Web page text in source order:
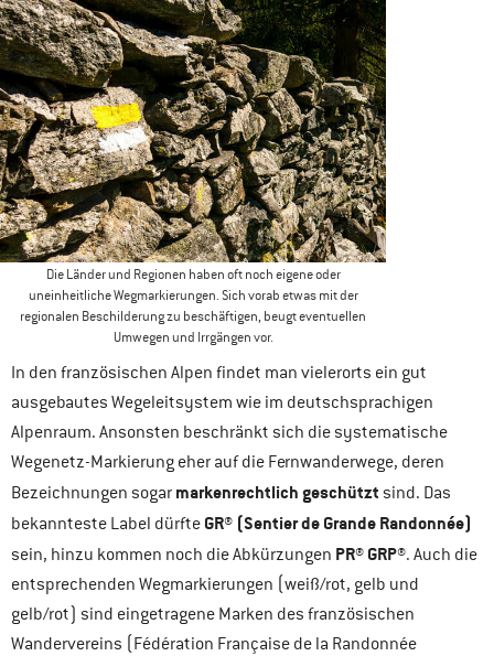
Die Länder und Regionen haben oft noch eigene oder
uneinheitliche Wegmarkierungen. Sich vorab etwas mit der
regionalen Beschilderung zu beschäftigen, beugt eventuellen
Umwegen und Irrgängen vor.
In den französischen Alpen findet man vielerorts ein gut
ausgebautes Wegeleitsystem wie im deutschsprachigen
Alpenraum. Ansonsten beschränkt sich die systematische
Wegenetz-Markierung eher auf die Fernwanderwege, deren
Bezeichnungen sogar markenrechtlich geschützt sind. Das
bekannteste Label dürfte GR® (Sentier de Grande Randonnée)
sein, hinzu kommen noch die Abkürzungen PR® GRP®. Auch die
entsprechenden Wegmarkierungen (weiß/rot, gelb und
gelb/rot) sind eingetragene Marken des französischen
Wandervereins (Fédération Française de la Randonnée